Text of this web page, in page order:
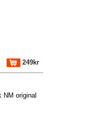
249kr
NM original